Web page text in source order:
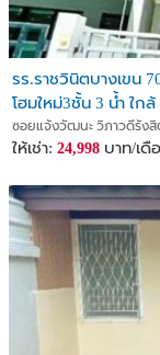
รร.ราชวินิตบางเขน
โฮมใหม่3ชั้น 3 น้ำ ใก
1.6 กม.
ซอยแจ้งวัฒนะ วิภาวดีรังสิ
ให้เช่า: 24,998 บาท/เดื